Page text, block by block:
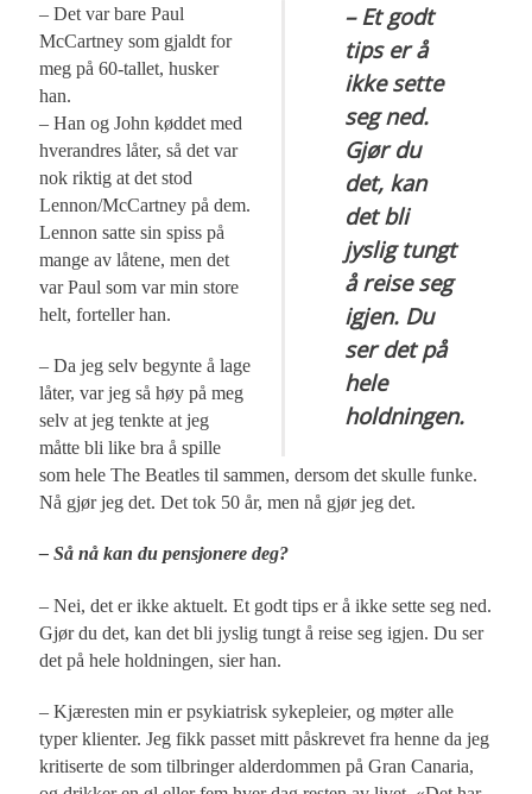
– Et godt
tips er å
ikke sette
seg ned.
Gjør du
det, kan
det bli
jyslig tungt
å reise seg
igjen. Du
ser det på
hele
holdningen.
– Det var bare Paul
McCartney som gjaldt for
meg på 60-tallet, husker
han.
– Han og John køddet med
hverandres låter, så det var
nok riktig at det stod
Lennon/McCartney på dem.
Lennon satte sin spiss på
mange av låtene, men det
var Paul som var min store
helt, forteller han.
– Da jeg selv begynte å lage
låter, var jeg så høy på meg
selv at jeg tenkte at jeg
måtte bli like bra å spille
som hele The Beatles til sammen, dersom det skulle funke.
Nå gjør jeg det. Det tok 50 år, men nå gjør jeg det.
– Så nå kan du pensjonere deg?
– Nei, det er ikke aktuelt. Et godt tips er å ikke sette seg ned.
Gjør du det, kan det bli jyslig tungt å reise seg igjen. Du ser
det på hele holdningen, sier han.
– Kjæresten min er psykiatrisk sykepleier, og møter alle
typer klienter. Jeg fikk passet mitt påskrevet fra henne da jeg
kritiserte de som tilbringer alderdommen på Gran Canaria,